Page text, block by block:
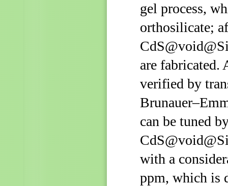
gel process,
orthosilicate;
are fabricated.
verified by
can be tuned
with a
ppm, which is